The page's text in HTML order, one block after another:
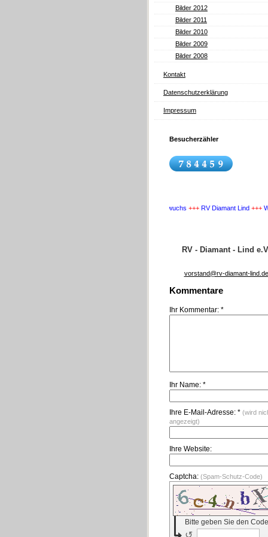
Bilder 2012
Bilder 2011
Bilder 2010
Bilder 2009
Bilder 2008
Kontakt
Datenschutzerklärung
Impressum
Besucherzähler
+++RV Diamant Lind+++Wir
RV - Diamant - Lind
vorstand@rv-diamant-lind.de
Kommentare
Ihr Kommentar: *
Ihr Name: *
Ihre E-Mail-Adresse: * (wird
angezeigt)
Ihre Website:
Captcha: (Spam-Schutz-Code)
Bitte geben Sie den
↺